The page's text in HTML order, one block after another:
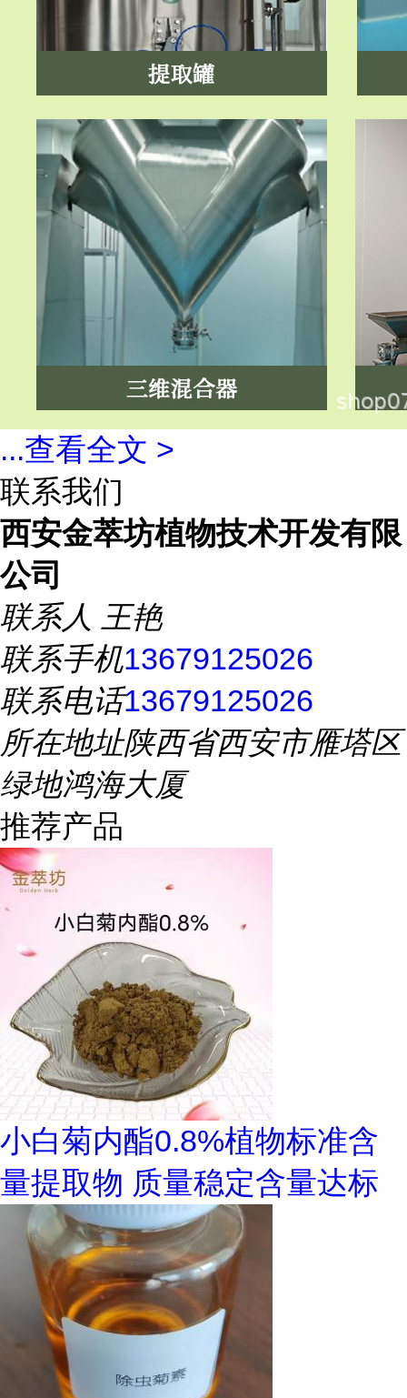
...查看全文 >
联系我们
西安金萃坊植物技术开发有限
公司
联系人 王艳
联系手机13679125026
联系电话13679125026
所在地址陕西省西安市雁塔区
绿地鸿海大厦
推荐产品
小白菊内酯0.8%植物标准含
量提取物 质量稳定含量达标